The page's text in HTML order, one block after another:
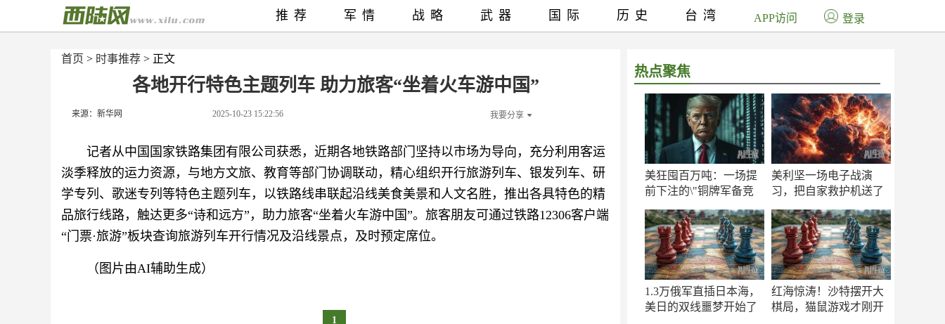
首页 > 时事推荐 > 正文
各地开行特色主题列车 助力旅客“坐着火车游中国”
来源：新华网 2025-10-23 15:22:56 我要分享
记者从中国国家铁路集团有限公司获悉，近期各地铁路部门坚持以市场为导向，充分利用客运
淡季释放的运力资源，与地方文旅、教育等部门协调联动，精心组织开行旅游列车、银发列车、研
学专列、歌迷专列等特色主题列车，以铁路线串联起沿线美食美景和人文名胜，推出各具特色的精
品旅行线路，触达更多“诗和远方”，助力旅客“坐着火车游中国”。旅客朋友可通过铁路12306客户端
“门票·旅游”板块查询旅游列车开行情况及沿线景点，及时预定席位。
（图片由AI辅助生成）
1
热点聚焦
美狂囤百万吨：一场提
前下注的\"铜牌军备竞
美利坚一场电子战演
习，把自家救护机送了
1.3万俄军直插日本海，
美日的双线噩梦开始了
红海惊涛！沙特摆开大
棋局，猫鼠游戏才刚开
推荐 军情 战略 武器 国际 历史 台湾 APP访问 登录